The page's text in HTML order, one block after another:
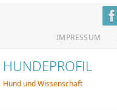
IMPRESSUM
HUNDEPROFIL
Hund und Wissenschaft